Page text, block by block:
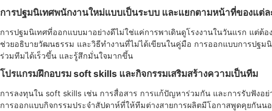
การปฐมนิเทศพนักงานใหม่แบบเป็นระบบ และแยกตามหน้าที่ของแต่
การปฐมนิเทศที่ออกแบบมาอย่างดีไม่ใช่แค่การพาเดินดูโรงงานในวันแรก แต่
ช่วยอธิบายวัฒนธรรม และวิธีทำงานที่ไม่ได้เขียนในคู่มือ การออกแบบการปฐ
ร่วมทีมได้เร็วขึ้น และรู้สึกมั่นใจมากขึ้น
โปรแกรมฝึกอบรม soft skills และกิจกรรมเสริมสร้างความเป็นทีม
การลงทุนใน soft skills เช่น การสื่อสาร การแก้ปัญหาร่วมกัน และการรับฟังอ
การออกแบบกิจกรรมประจำสัปดาห์ที่ให้ทีมต่างสายการผลิตมีโอกาสพูดคุยกันน